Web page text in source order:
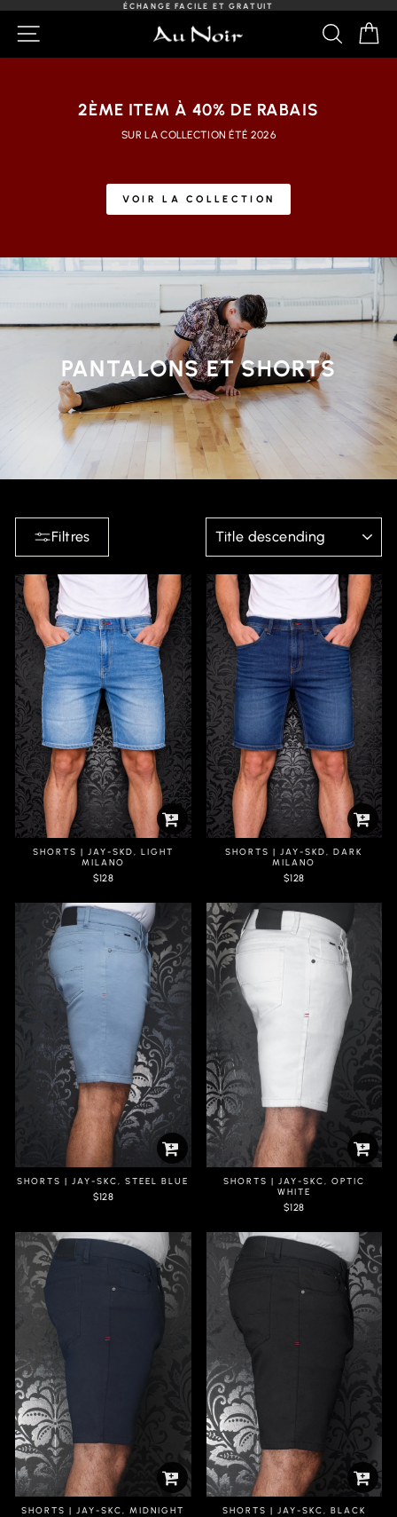
contenu
Pause
LIVRAISON GRATUITE SUR LES COMMANDES DE $125+
2ÈME ITEM À 40% DE RABAIS
SUR LA COLLECTION ÉTÉ 2026
VOIR LA COLLECTION
PANTALONS ET SHORTS
Filtres
APPLIQUER
SHORTS | JAY-SKD, LIGHT
MILANO
$128
SHORTS | JAY-SKD, DARK
MILANO
$128
SHORTS | JAY-SKC, STEEL BLUE
$128
SHORTS | JAY-SKC, OPTIC
WHITE
$128
SHORTS | JAY-SKC, MIDNIGHT
SHORTS | JAY-SKC, BLACK